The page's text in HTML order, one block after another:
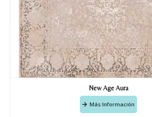
New Age Aura
Más Información